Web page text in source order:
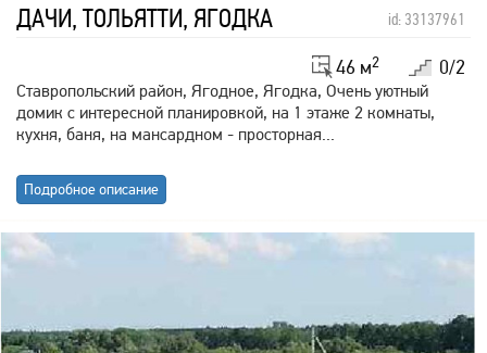
ДАЧИ, ТОЛЬЯТТИ, ЯГОДКА id: 33137961
0/2
46 м2
Ставропольский район, Ягодное, Ягодка, Очень уютный
домик с интересной планировкой, на 1 этаже 2 комнаты,
кухня, баня, на мансардном - просторная...
Подробное описание